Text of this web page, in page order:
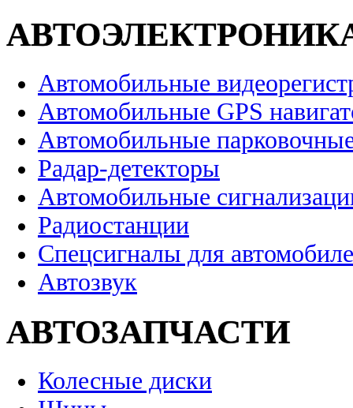
Автомобильные
Автомобильные GPS
Автомобильные
Радар-детекторы
Автомобильные
Радиостанции
Спецсигналы для
Автозвук
АВТОЗАПЧАСТИ
Колесные диски